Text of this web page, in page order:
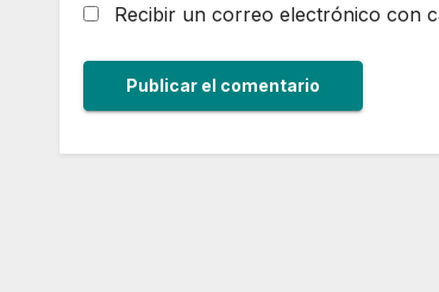
Recibir un correo electrónico con